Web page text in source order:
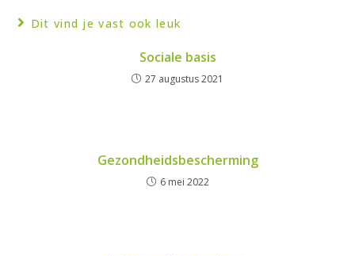
Dit vind je vast ook leuk
Sociale basis
27 augustus 2021
Gezondheidsbescherming
6 mei 2022